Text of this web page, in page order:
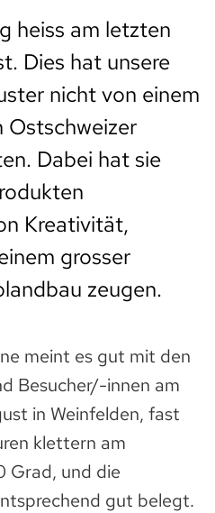
heiss am letzten
Dies hat unsere
nicht von einem
Ostschweizer
Dabei hat sie
Kreativität,
grosser
zeugen.
meint es gut mit den
Besucher/-innen am
in Weinfelden, fast
klettern am
Grad, und die
gut belegt.